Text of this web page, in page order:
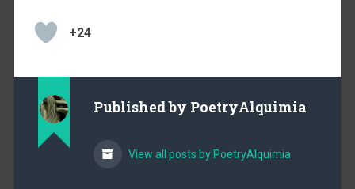
+24
Published by PoetryAlquimia
View all posts by PoetryAlquimia